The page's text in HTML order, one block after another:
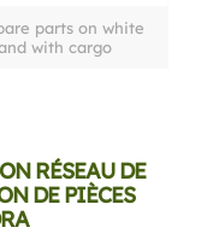
parts on white
with cargo
RÉSEAU DE
DE PIÈCES